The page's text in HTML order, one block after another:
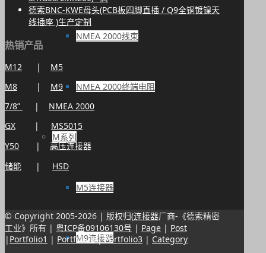
NMEA 2000线束
NMEA 2000终端电阻
M系列
M5连接器
M9连接器
德索BNC-KWE母头(PCB板四脚直插 / Q9全铜镀镍天
线插座 )生产定制
热销产品
M12 | M5
M8 | M9
7/8”
| NMEA 2000
GX | MS5015
Y50 | 高压连接器
储能 | HSD
© Copyright 2005-2026 | 版权归(连接器厂商-《德索精密
工业》所有 | 粤ICP备09106130号 | Page | Post
| Portfolio1 | Portfolio2|Portfolio3 | Category